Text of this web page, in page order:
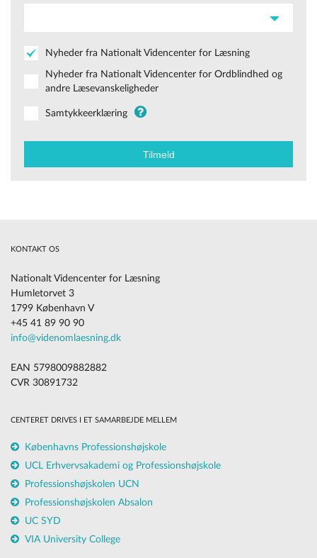
Nyheder fra Nationalt Videncenter for Læsning
Nyheder fra Nationalt Videncenter for Ordblindhed og
andre Læsevanskeligheder
Samtykkeerklæring
KONTAKT OS
Nationalt Videncenter for Læsning
Humletorvet 3
1799 København V
+45 41 89 90 90
info@videnomlaesning.dk
EAN 5798009882882
CVR 30891732
CENTERET DRIVES I ET SAMARBEJDE MELLEM
Københavns Professionshøjskole
UCL Erhvervsakademi og Professionshøjskole
Professionshøjskolen UCN
Professionshøjskolen Absalon
UC SYD
VIA University College